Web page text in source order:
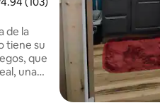
de la
tiene su
que
una